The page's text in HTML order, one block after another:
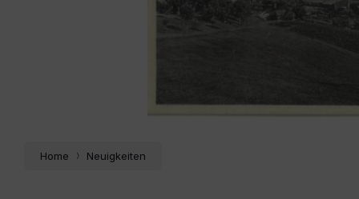
Home Neuigkeiten